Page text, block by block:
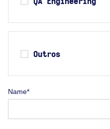
Outros
Name*